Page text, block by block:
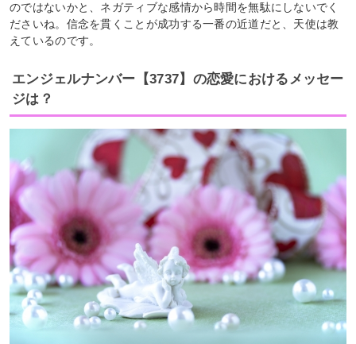
のではないかと、ネガティブな感情から時間を無駄にしないでく
ださいね。信念を貫くことが成功する一番の近道だと、天使は教
えているのです。
エンジェルナンバー【3737】の恋愛におけるメッセー
ジは？